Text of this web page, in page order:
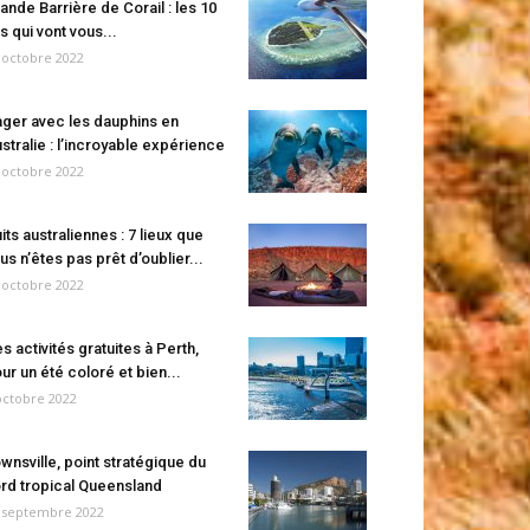
Barrière de Corail : les 10
qui vont vous...
2022
avec les dauphins en
: l’incroyable expérience
2022
australiennes : 7 lieux que
n’êtes pas prêt d’oublier...
2022
activités gratuites à Perth,
un été coloré et bien...
2022
point stratégique du
tropical Queensland
2022